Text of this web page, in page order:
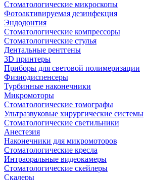
Стоматологические микроскопы
Фотоактивируемая дезинфекция
Эндодонтия
Стоматологические компрессоры
Стоматологические стулья
Дентальные рентгены
3D принтеры
Приборы для световой полимеризации
Физиодиспенсеры
Турбинные наконечники
Микромоторы
Стоматологические томографы
Ультразвуковые хирургические системы
Стоматологические светильники
Анестезия
Наконечники для микромоторов
Стоматологические кресла
Интраоральные видеокамеры
Стоматологические скейлеры
Скалеры